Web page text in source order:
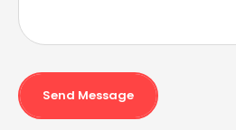
Send Message